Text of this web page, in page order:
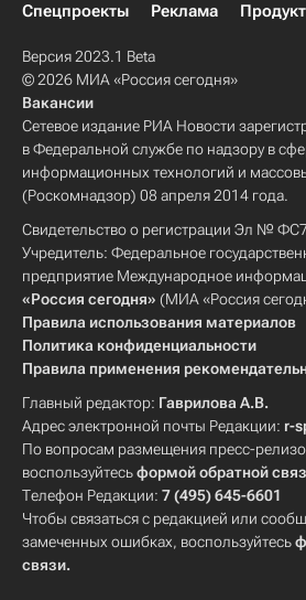
Спецпроекты
Реклама
Версия 2023.1 Beta
© 2026 МИА «Россия сегодня»
Вакансии
Сетевое издание РИА Новости
в Федеральной службе по надзору в
информационных технологий и
(Роскомнадзор) 08 апреля 2014 года.
Свидетельство о регистрации Эл №
Учредитель: Федеральное
предприятие Международное
«Россия сегодня» (МИА «Россия
Правила использования материалов
Политика конфиденциальности
Правила применения
Главный редактор: Гаврилова А.В.
Адрес электронной почты Редакции: r-
По вопросам размещения пресс-
воспользуйтесьформой обратной
Телефон Редакции: 7 (495) 645-6601
Чтобы связаться с редакцией или
замеченных ошибках, воспользуйтесь
связи.